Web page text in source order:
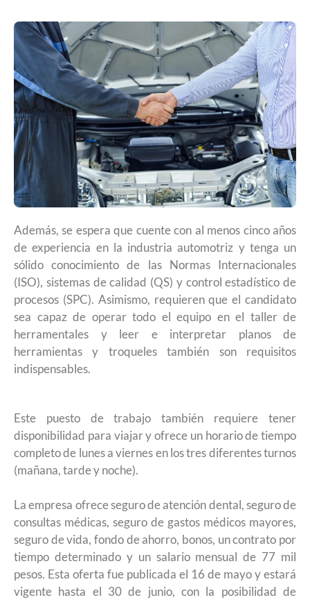
Además, se espera que cuente con al menos cinco años
de experiencia en la industria automotriz y tenga un
sólido conocimiento de las Normas Internacionales
(ISO), sistemas de calidad (QS) y control estadístico de
procesos (SPC). Asimismo, requieren que el candidato
sea capaz de operar todo el equipo en el taller de
herramentales y leer e interpretar planos de
herramientas y troqueles también son requisitos
indispensables.
Este puesto de trabajo también requiere tener
disponibilidad para viajar y ofrece un horario de tiempo
completo de lunes a viernes en los tres diferentes turnos
(mañana, tarde y noche).
La empresa ofrece seguro de atención dental, seguro de
consultas médicas, seguro de gastos médicos mayores,
seguro de vida, fondo de ahorro, bonos, un contrato por
tiempo determinado y un salario mensual de 77 mil
pesos. Esta oferta fue publicada el 16 de mayo y estará
vigente hasta el 30 de junio, con la posibilidad de